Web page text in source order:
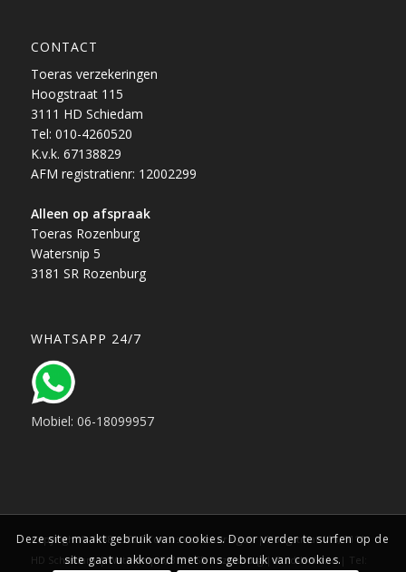
CONTACT
Toeras verzekeringen
Hoogstraat 115
3111 HD Schiedam
Tel: 010-4260520
K.v.k. 67138829
AFM registratienr: 12002299
Alleen op afspraak
Toeras Rozenburg
Watersnip 5
3181 SR Rozenburg
WHATSAPP 24/7
Mobiel: 06-18099957
Copyright © 1988 - 2025 Toeras verzekeringen | Hoogstraat 115, 3111
HD Schiedam | Watersnip 5, 3181 SR Rozenburg | Zuid-Holland | Tel:
Deze site maakt gebruik van cookies. Door verder te surfen op de
site gaat u akkoord met ons gebruik van cookies.